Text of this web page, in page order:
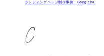
ランディングページ制作事例：Gong cha